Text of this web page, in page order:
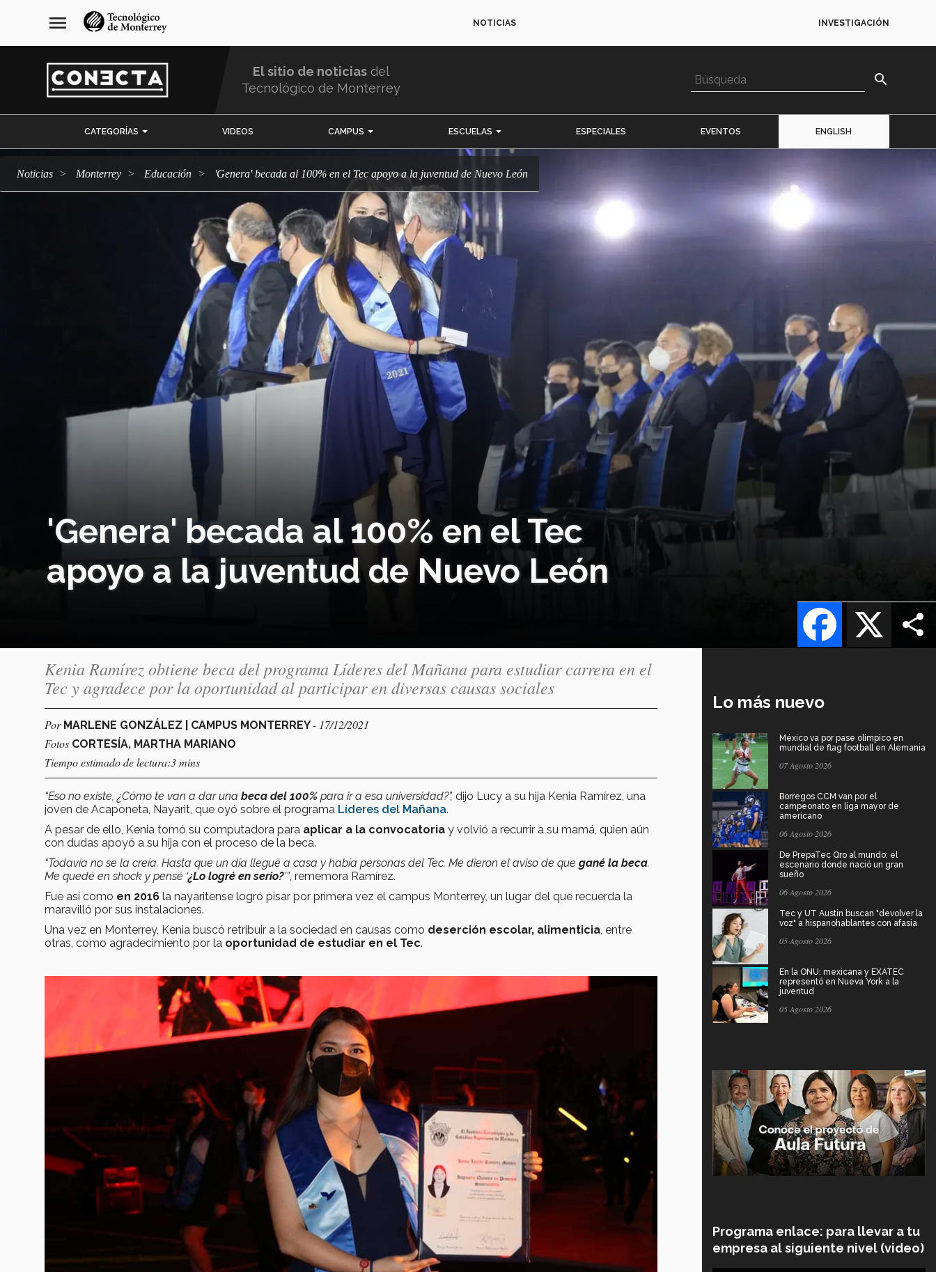
navegación
principal
menu NOTICIAS INVESTIGACIÓN
El sitio de noticias del
Tecnológico de Monterrey
search
CATEGORÍAS VIDEOS CAMPUS ESCUELAS ESPECIALES EVENTOS ENGLISH
Noticias Monterrey Educación 'Genera' becada al 100% en el Tec apoyo a la juventud de Nuevo León
'Genera' becada al 100% en el Tec
apoyo a la juventud de Nuevo León
X
Facebook
Kenia Ramírez obtiene beca del programa Líderes del Mañana para estudiar carrera en el
Tec y agradece por la oportunidad al participar en diversas causas sociales
Por MARLENE GONZÁLEZ | CAMPUS MONTERREY- 17/12/2021
Fotos CORTESÍA, MARTHA MARIANO
Tiempo estimado de lectura:3 mins
“Eso no existe, ¿Cómo te van a dar una beca del 100% para ir a esa universidad?”, dijo Lucy a su hija Kenia Ramírez, una
joven de Acaponeta, Nayarit, que oyó sobre el programa Líderes del Mañana.
A pesar de ello, Kenia tomó su computadora para aplicar a la convocatoria y volvió a recurrir a su mamá, quien aún
con dudas apoyó a su hija con el proceso de la beca.
“Todavía no se la creía. Hasta que un día llegué a casa y había personas del Tec. Me dieron el aviso de que gané la beca.
Me quedé en shock y pensé ‘¿Lo logré en serio?’”, rememora Ramírez.
Fue así como en 2016 la nayaritense logró pisar por primera vez el campus Monterrey, un lugar del que recuerda la
maravilló por sus instalaciones.
Una vez en Monterrey, Kenia buscó retribuir a la sociedad en causas como deserción escolar, alimenticia , entre
otras, como agradecimiento por la oportunidad de estudiar en el Tec.
Lo más nuevo
México va por pase olímpico en
mundial de flag football en Alemania
07 Agosto 2026
Borregos CCM van por el
campeonato en liga mayor de
americano
06 Agosto 2026
De PrepaTec Qro al mundo: el
escenario donde nació un gran
sueño
06 Agosto 2026
Tec y UT Austin buscan "devolver la
voz" a hispanohablantes con afasia
05 Agosto 2026
En la ONU: mexicana y EXATEC
representó en Nueva York a la
juventud
05 Agosto 2026
Programa enlace: para llevar a tu
empresa al siguiente nivel (video)